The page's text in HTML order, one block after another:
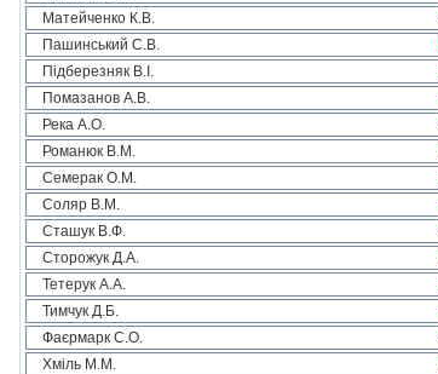
Матейченко К.В.
Пашинський С.В.
Підберезняк В.І.
Помазанов А.В.
Река А.О.
Романюк В.М.
Семерак О.М.
Соляр В.М.
Сташук В.Ф.
Сторожук Д.А.
Тетерук А.А.
Тимчук Д.Б.
Фаєрмарк С.О.
Хміль М.М.